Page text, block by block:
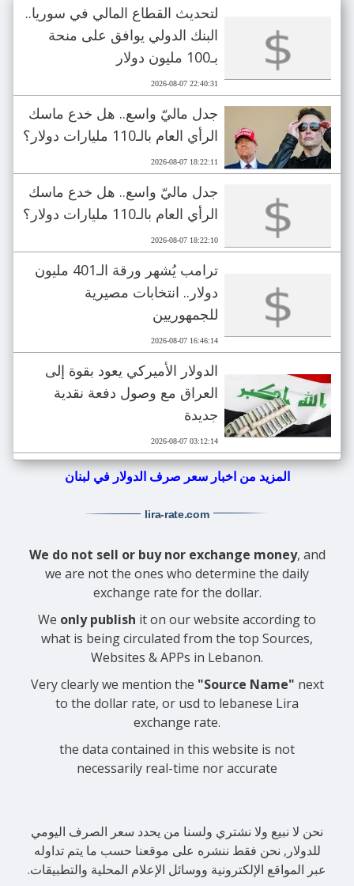
لتحديث القطاع المالي في سوريا..
البنك الدولي يوافق على منحة
بـ100 مليون دولار
2026-08-07 22:40:31
جدل ماليّ واسع.. هل خدع ماسك
الرأي العام بالـ110 مليارات دولار؟
2026-08-07 18:22:11
جدل ماليّ واسع.. هل خدع ماسك
الرأي العام بالـ110 مليارات دولار؟
2026-08-07 18:22:10
ترامب يُشهر ورقة الـ401 مليون
دولار.. انتخابات مصيرية
للجمهوريين
2026-08-07 16:46:14
الدولار الأميركي يعود بقوة إلى
العراق مع وصول دفعة نقدية
جديدة
2026-08-07 03:12:14
المزيد من اخبار سعر صرف الدولار في لبنان
lira-rate.com
We do not sell or buy nor exchange money, and
we are not the ones who determine the daily
exchange rate for the dollar.
We only publish it on our website according to
what is being circulated from the top Sources,
Websites & APPs in Lebanon.
Very clearly we mention the "Source Name" next
to the dollar rate, or usd to lebanese Lira
exchange rate.
the data contained in this website is not
necessarily real-time nor accurate
نحن لا نبيع ولا نشتري ولسنا من يحدد سعر الصرف اليومي
للدولار, نحن فقط ننشره على موقعنا حسب ما يتم تداوله
عبر المواقع الإلكترونية ووسائل الإعلام المحلية والتطبيقات.